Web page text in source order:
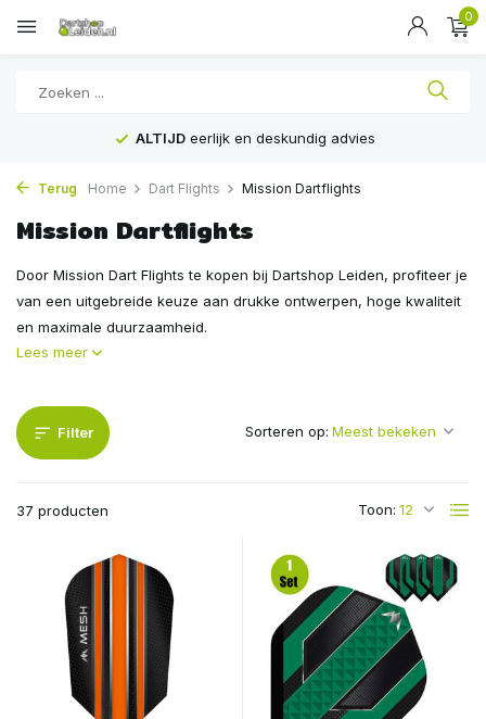
0
Voor16:00 besteld, isVANDAAGverstuurd
Terug Home Dart Flights Mission Dartflights
Mission Dartflights
Door Mission Dart Flights te kopen bij Dartshop Leiden, profiteer je
van een uitgebreide keuze aan drukke ontwerpen, hoge kwaliteit
en maximale duurzaamheid.
Lees meer
Filter
37 producten Toon:
Sorteren op: